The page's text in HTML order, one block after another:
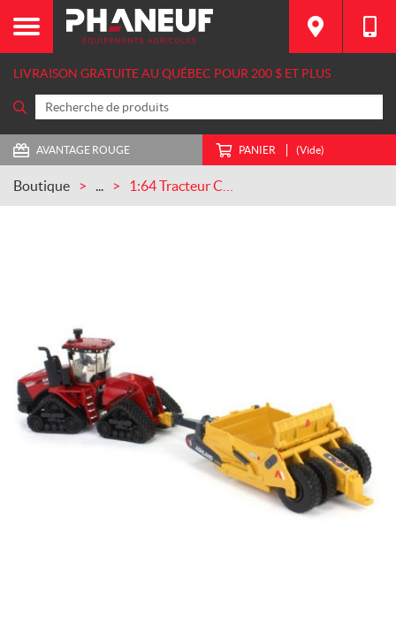
LIVRAISON GRATUITE AU QUÉBEC POUR 200 $ ET PLUS
AVANTAGE ROUGE PANIER (Vide)
Boutique ...